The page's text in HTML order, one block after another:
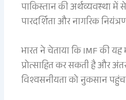
पाकिस्तान की अर्थव्यवस्था में
पारदर्शिता और नागरिक
भारत ने चेताया कि IMF की
प्रोत्साहित कर सकती है और
विश्वसनीयता को नुकसान